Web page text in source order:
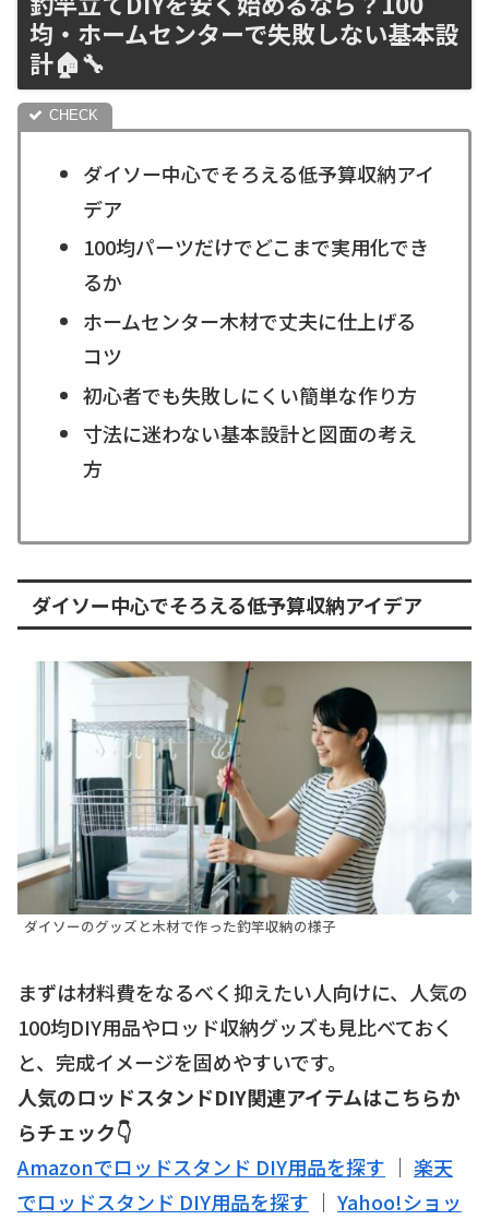
均・ホームセンターで失敗しない基本設
計🏠🔧
ダイソー中心でそろえる低予算収納アイ
デア
100均パーツだけでどこまで実用化でき
るか
ホームセンター木材で丈夫に仕上げる
コツ
初心者でも失敗しにくい簡単な作り方
寸法に迷わない基本設計と図面の考え
方
ダイソー中心でそろえる低予算収納アイデア
ダイソーのグッズと木材で作った釣竿収納の様子
まずは材料費をなるべく抑えたい人向けに、人気の
100均DIY用品やロッド収納グッズも見比べておく
と、完成イメージを固めやすいです。
人気のロッドスタンドDIY関連アイテムはこちらか
らチェック👇
Amazonでロッドスタンド DIY用品を探す ｜ 楽天
でロッドスタンド DIY用品を探す ｜ Yahoo!ショッ